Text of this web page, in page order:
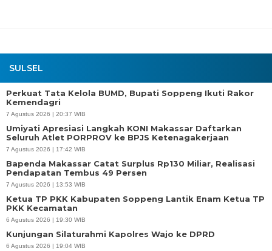
SULSEL
Perkuat Tata Kelola BUMD, Bupati Soppeng Ikuti Rakor
Kemendagri
7 Agustus 2026 | 20:37 WIB
Umiyati Apresiasi Langkah KONI Makassar Daftarkan
Seluruh Atlet PORPROV ke BPJS Ketenagakerjaan
7 Agustus 2026 | 17:42 WIB
Bapenda Makassar Catat Surplus Rp130 Miliar, Realisasi
Pendapatan Tembus 49 Persen
7 Agustus 2026 | 13:53 WIB
Ketua TP PKK Kabupaten Soppeng Lantik Enam Ketua TP
PKK Kecamatan
6 Agustus 2026 | 19:30 WIB
Kunjungan Silaturahmi Kapolres Wajo ke DPRD
6 Agustus 2026 | 19:04 WIB